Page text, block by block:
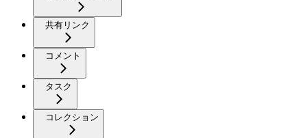
共有リンク
コメント
タスク
コレクション